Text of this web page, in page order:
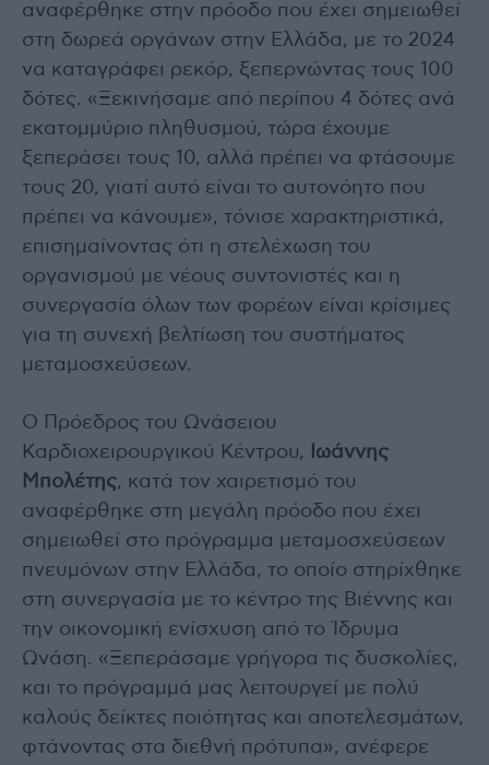
αναφέρθηκε στην πρόοδο που έχει σημειωθεί
στη δωρεά οργάνων στην Ελλάδα, με το 2024
να καταγράφει ρεκόρ, ξεπερνώντας τους 100
δότες. «Ξεκινήσαμε από περίπου 4 δότες ανά
εκατομμύριο πληθυσμού, τώρα έχουμε
ξεπεράσει τους 10, αλλά πρέπει να φτάσουμε
τους 20, γιατί αυτό είναι το αυτονόητο που
πρέπει να κάνουμε», τόνισε χαρακτηριστικά,
επισημαίνοντας ότι η στελέχωση του
οργανισμού με νέους συντονιστές και η
συνεργασία όλων των φορέων είναι κρίσιμες
για τη συνεχή βελτίωση του συστήματος
μεταμοσχεύσεων.
Ο Πρόεδρος του Ωνάσειου
Καρδιοχειρουργικού Κέντρου,
Ιωάννης
Μπολέτης, κατά τον χαιρετισμό του
αναφέρθηκε στη μεγάλη πρόοδο που έχει
σημειωθεί στο πρόγραμμα μεταμοσχεύσεων
πνευμόνων στην Ελλάδα, το οποίο στηρίχθηκε
στη συνεργασία με το κέντρο της Βιέννης και
την οικονομική ενίσχυση από το Ίδρυμα
Ωνάση. «Ξεπεράσαμε γρήγορα τις δυσκολίες,
και το πρόγραμμά μας λειτουργεί με πολύ
καλούς δείκτες ποιότητας και αποτελεσμάτων,
φτάνοντας στα διεθνή πρότυπα», ανέφερε